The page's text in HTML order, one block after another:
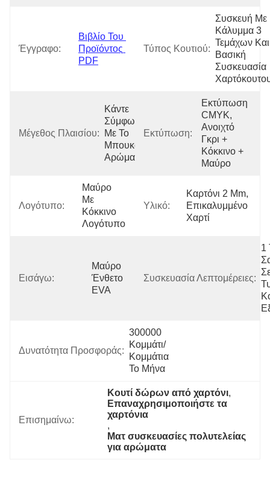
Έγγραφο:
Βιβλίο Του
Προϊόντος
PDF
Τύπος Κουτιού:
Συσκευή Με
Κάλυμμα 3
Τεμάχων Και
Βασική
Συσκευασία
Μέγεθος Πλαισίου:
Κάντε
Σύμφωνα
Με Το
Μπουκάλι
Αρώματος
Εκτύπωση:
Εκτύπωση
CMYK,
Ανοιχτό
Γκρι +
Κόκκινο +
Μαύρο
Λογότυπο:
Μαύρο
Με
Κόκκινο
Λογότυπο
Υλικό:
Καρτόνι 2 Mm,
Επικαλυμμένο
Χαρτί
Εισάγω:
Μαύρο
Ένθετο
EVA
Συσκευασία Λεπτομέρειες:
1
Δυνατότητα Προσφοράς:
300000
Κομμάτι/
Κομμάτια
Το Μήνα
Επισημαίνω:
Κουτί δώρων από χαρτόνι,
Επαναχρησιμοποιήστε τα
χαρτόνια
,
Ματ συσκευασίες πολυτελείας
για αρώματα